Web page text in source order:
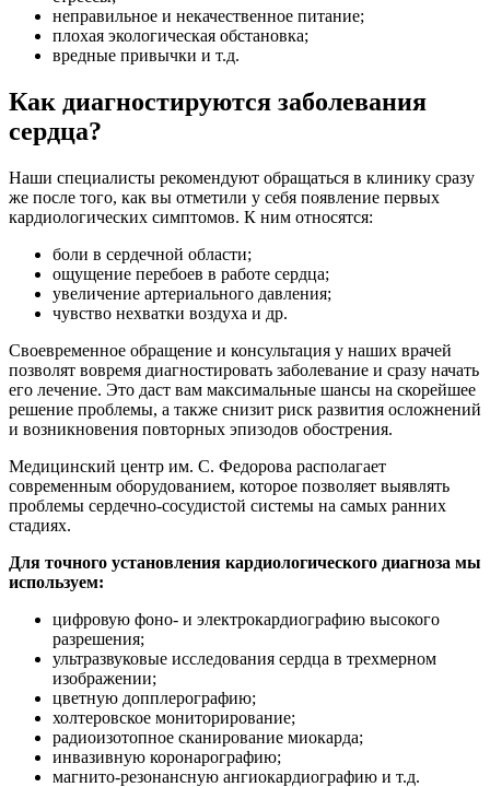
неправильное и некачественное питание;
плохая экологическая обстановка;
вредные привычки и т.д.
Как диагностируются заболевания
сердца?
Наши специалисты рекомендуют обращаться в клинику сразу
же после того, как вы отметили у себя появление первых
кардиологических симптомов. К ним относятся:
боли в сердечной области;
ощущение перебоев в работе сердца;
увеличение артериального давления;
чувство нехватки воздуха и др.
Своевременное обращение и консультация у наших врачей
позволят вовремя диагностировать заболевание и сразу начать
его лечение. Это даст вам максимальные шансы на скорейшее
решение проблемы, а также снизит риск развития осложнений
и возникновения повторных эпизодов обострения.
Медицинский центр им. С. Федорова располагает
современным оборудованием, которое позволяет выявлять
проблемы сердечно-сосудистой системы на самых ранних
стадиях.
Для точного установления кардиологического диагноза мы
используем:
цифровую фоно- и электрокардиографию высокого
разрешения;
ультразвуковые исследования сердца в трехмерном
изображении;
цветную допплерографию;
холтеровское мониторирование;
радиоизотопное сканирование миокарда;
инвазивную коронарографию;
магнито-резонансную ангиокардиографию и т.д.